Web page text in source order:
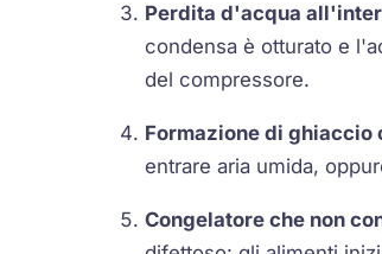
Perdita d'acqua
condensa è otturato e
del compressore.
Formazione di ghiaccio
entrare aria umida,
Congelatore che non